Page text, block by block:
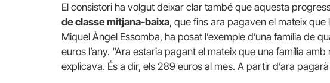
El consistori ha volgut deixar clar també que aquesta
de classe mitjana-baixa, que fins ara pagaven el mateix que
Miquel Àngel Essomba, ha posat l’exemple d’una família de
euros l’any. “Ara estaria pagant el mateix que una família
explicava. És a dir, els 289 euros al mes. A partir d’ara